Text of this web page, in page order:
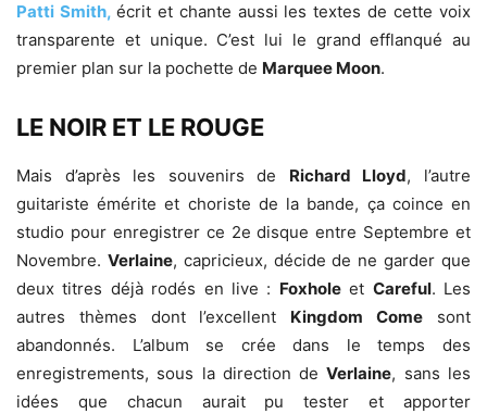
Patti Smith, écrit et chante aussi les textes de cette voix
transparente et unique. C’est lui le grand efflanqué au
premier plan sur la pochette de Marquee Moon.
LE NOIR ET LE ROUGE
Mais d’après les souvenirs de Richard Lloyd, l’autre
guitariste émérite et choriste de la bande, ça coince en
studio pour enregistrer ce 2e disque entre Septembre et
Novembre. Verlaine, capricieux, décide de ne garder que
deux titres déjà rodés en live : Foxholeet Careful. Les
autres thèmes dont l’excellent Kingdom Come sont
abandonnés. L’album se crée dans le temps des
enregistrements, sous la direction deVerlaine, sans les
idées que chacun aurait pu tester et apporter